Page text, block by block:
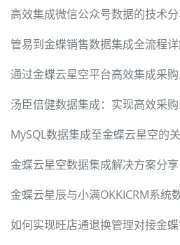
高效集成微信公众号数据的技术
管易到金蝶销售数据集成全流程
通过金蝶云星空平台高效集成采
汤臣倍健数据集成：实现高效采
MySQL数据集成至金蝶云星空的
金蝶云星辰与小满OKKICRM系统
如何实现旺店通退换管理对接金